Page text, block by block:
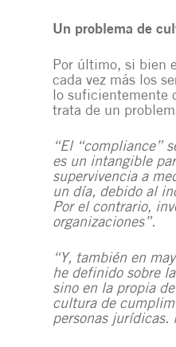
Un problema de
Por último, si bien
cada vez más los
lo suficientemente
trata de un
“El “compliance”
es un intangible
supervivencia a
un día, debido al
Por el contrario,
organizaciones”.
“Y, también en
he definido sobre
sino en la propia
cultura de
personas jurídicas.